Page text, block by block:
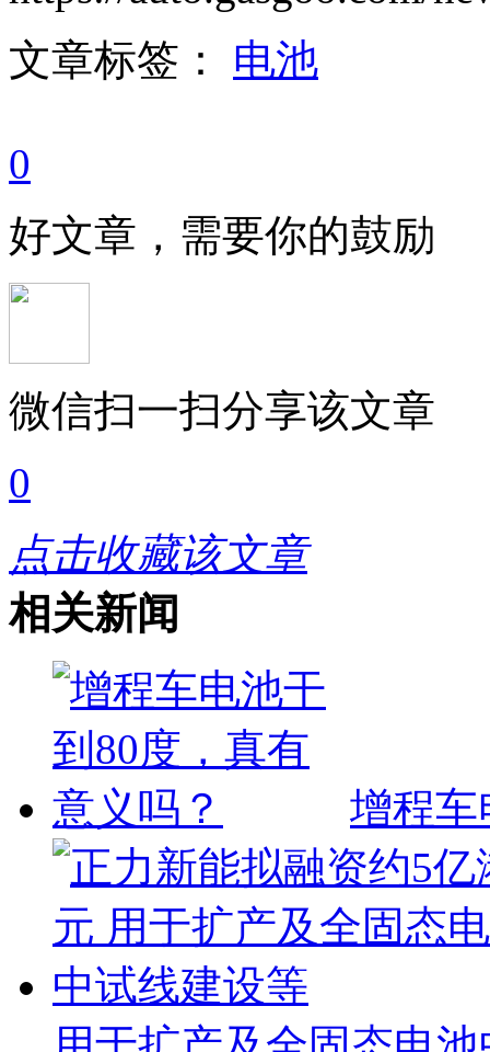
文章标签： 电池
0
好文章，需要你的鼓励
微信扫一扫分享该文章
0
点击收藏该文章
相关新闻
增程车